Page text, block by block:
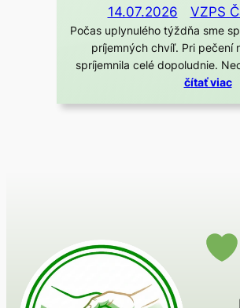
14.07.2026 VZPS
Počas uplynulého týždňa sme
príjemných chvíľ. Pri pečení
spríjemnila celé dopoludnie.
čítať viac